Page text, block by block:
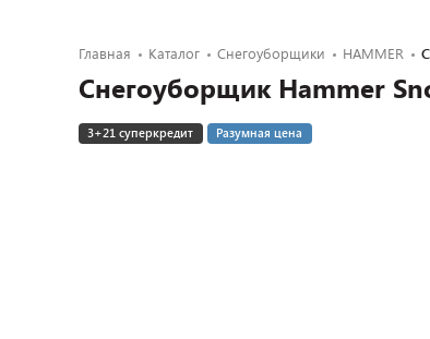
Главная Каталог Снегоуборщики HAMMER
Снегоуборщик Hammer
3+21 суперкредит Разумная цена